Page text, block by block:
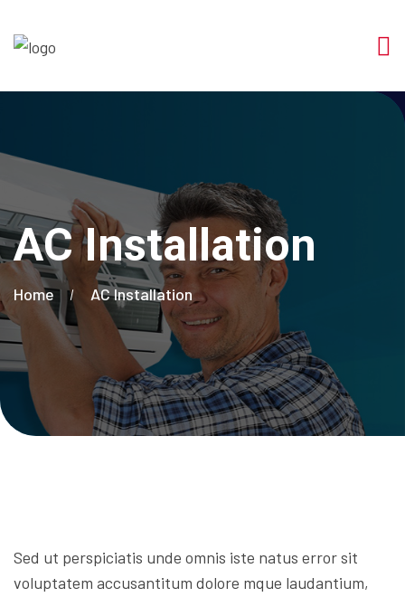
AC Installation
Home AC Installation
Sed ut perspiciatis unde omnis iste natus error sit
voluptatem accusantitum dolore mque laudantium,